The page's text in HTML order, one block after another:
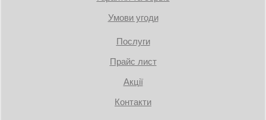
Умови угоди
Послуги
Прайс лист
Акції
Контакти